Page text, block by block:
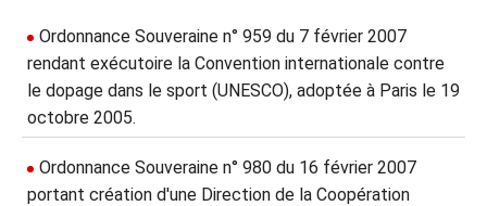
Ordonnance Souveraine n° 959 du 7 février 2007
rendant exécutoire la Convention internationale contre
le dopage dans le sport (UNESCO), adoptée à Paris le 19
octobre 2005.
Ordonnance Souveraine n° 980 du 16 février 2007
portant création d'une Direction de la Coopération